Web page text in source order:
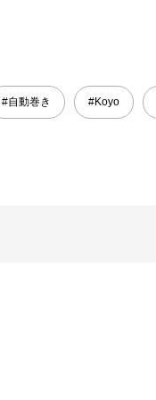
#自動巻き #Koyo